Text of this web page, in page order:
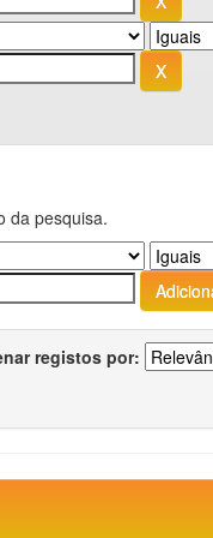
da pesquisa.
registos por: